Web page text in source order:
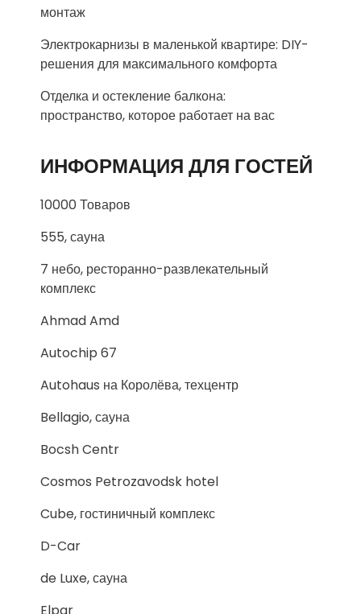
монтаж
Электрокарнизы в маленькой квартире: DIY-
решения для максимального комфорта
Отделка и остекление балкона:
пространство, которое работает на вас
ИНФОРМАЦИЯ ДЛЯ ГОСТЕЙ
10000 Товаров
555, сауна
7 небо, ресторанно-развлекательный
комплекс
Ahmad Amd
Autochip 67
Autohaus на Королёва, техцентр
Bellagio, сауна
Bocsh Centr
Cosmos Petrozavodsk hotel
Cube, гостиничный комплекс
D-Car
de Luxe, сауна